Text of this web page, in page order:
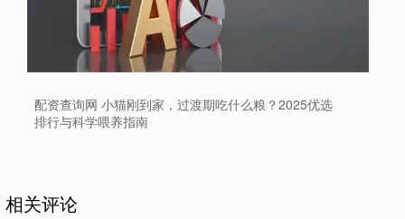
配资查询网 小猫刚到家，过渡期吃什么粮？2025优选
排行与科学喂养指南
相关评论